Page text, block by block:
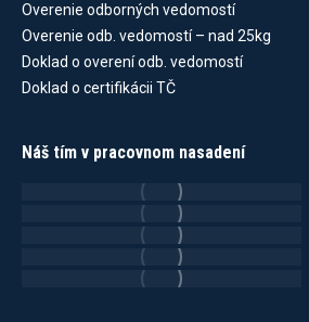
Overenie odborných vedomostí
Overenie odb. vedomostí – nad 25kg
Doklad o overení odb. vedomostí
Doklad o certifikácii TČ
Náš tím v pracovnom nasadení